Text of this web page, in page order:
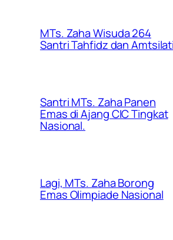
MTs. Zaha Wisuda 264
Santri Tahfidz dan Amtsilati
Santri MTs. Zaha Panen
Emas di Ajang CIC Tingkat
Nasional.
Lagi, MTs. Zaha Borong
Emas Olimpiade Nasional